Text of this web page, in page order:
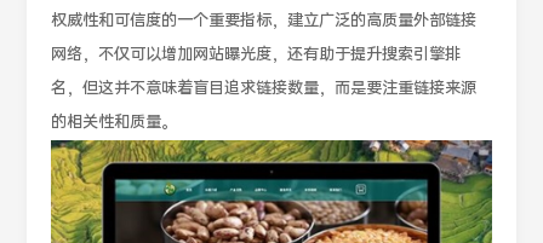
权威性和可信度的一个重要指标，建立广泛的高质量外部链接
网络，不仅可以增加网站曝光度，还有助于提升搜索引擎排
名，但这并不意味着盲目追求链接数量，而是要注重链接来源
的相关性和质量。